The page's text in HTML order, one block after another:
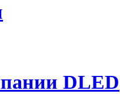
DLED